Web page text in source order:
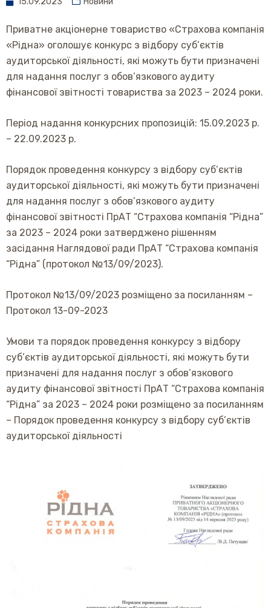
Приватне акціонерне товариство «Страхова компанія
«Рідна» оголошує конкурс з відбору суб’єктів
аудиторської діяльності, які можуть бути призначені
для надання послуг з обов’язкового аудиту
фінансової звітності товариства за 2023 – 2024 роки.
Період надання конкурсних пропозицій: 15.09.2023 р.
– 22.09.2023 р.
Порядок проведення конкурсу з відбору суб’єктів
аудиторської діяльності, які можуть бути призначені
для надання послуг з обов’язкового аудиту
фінансової звітності ПрАТ “Страхова компанія “Рідна”
за 2023 – 2024 роки затверджено рішенням
засідання Наглядової ради ПрАТ “Страхова компанія
“Рідна” (протокол №13/09/2023).
Протокол №13/09/2023 розміщено за посиланням –
Протокол 13-09-2023
Умови та порядок проведення конкурсу з відбору
суб’єктів аудиторської діяльності, які можуть бути
призначені для надання послуг з обов’язкового
аудиту фінансової звітності ПрАТ “Страхова компанія
“Рідна” за 2023 – 2024 роки розміщено за посиланням
– Порядок проведення конкурсу з відбору суб’єктів
аудиторської діяльності